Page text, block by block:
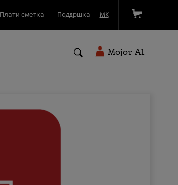
Плати сметка Поддршка МК
Мојот A1